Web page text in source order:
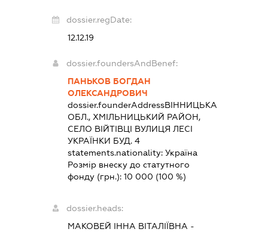
dossier.regDate:
12.12.19
dossier.foundersAndBenef:
ПАНЬКОВ БОГДАН
ОЛЕКСАНДРОВИЧ
dossier.founderAddressВІННИЦЬКА
ОБЛ., ХМІЛЬНИЦЬКИЙ РАЙОН,
СЕЛО ВІЙТІВЦІ ВУЛИЦЯ ЛЕСІ
УКРАЇНКИ БУД. 4
statements.nationality:Україна
Розмір внеску до статутного
фонду (грн.):10 000 (100 %)
dossier.heads:
МАКОВЕЙ ІННА ВІТАЛІЇВНА -